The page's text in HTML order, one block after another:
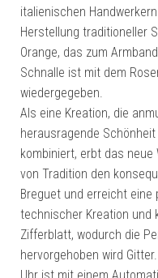
italienischen
Herstellung traditioneller
Orange, das zum
Schnalle ist mit dem
wiedergegeben.
Als eine Kreation, die
herausragende
kombiniert, erbt das
von Tradition den
Breguet und erreicht
technischer Kreation und
Zifferblatt, wodurch die
hervorgehoben wird